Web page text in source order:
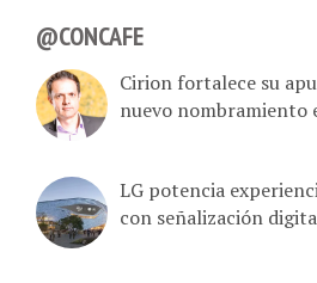
@CONCAFE
Cirion fortalece su
nuevo nombramiento
LG potencia
con señalización